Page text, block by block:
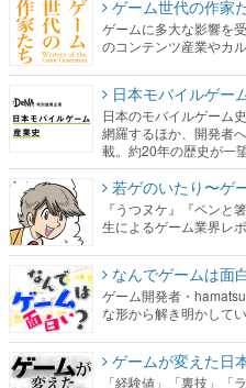
日本モバイルゲー
日本のモバイルゲーム
網羅するほか、開発者
若ゲのいたり〜ゲ
『うつヌケ』『ペンと
生によるゲーム業界レ
なんでゲームは面
ゲーム開発者・
な形から解き明かして
ゲームが変えた日
「経験値」「裏技」「
源や用法の変遷を、コ